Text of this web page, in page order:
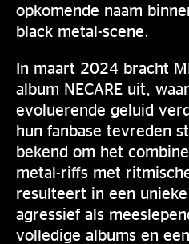
opkomende naam
black metal-scene.
In maart 2024 bracht
album NECARE uit,
evoluerende geluid
hun fanbase tevreden
bekend om het
metal-riffs met
resulteert in een
agressief als
volledige albums en